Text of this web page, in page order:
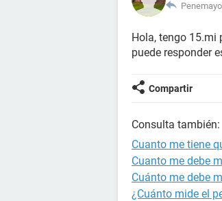
Hola, tengo 15.mi
puede responder
Compartir
Consulta también:
Cuanto me tiene
Cuanto me debe
Cuánto me debe
¿Cuánto mide el